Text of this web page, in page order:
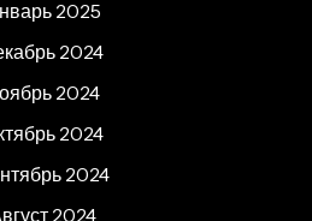
2025
2024
2024
2024
2024
2024